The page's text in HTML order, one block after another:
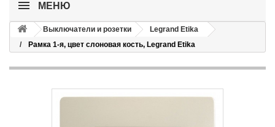
МЕНЮ
Выключатели и розетки
Legrand Etika
Рамка 1-я, цвет слоновая кость, Legrand Etika